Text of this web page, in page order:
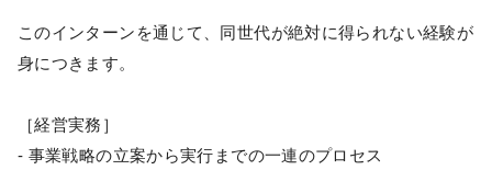
このインターンを通じて、同世代が絶対に得られない経験が
身につきます。
［経営実務］
- 事業戦略の立案から実行までの一連のプロセス